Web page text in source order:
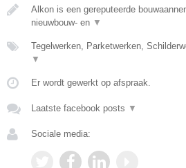
Alkon is een gereputeerde
nieuwbouw- en ▼
Tegelwerken, Parketwerken,
▼
Er wordt gewerkt op afspraak.
Laatste facebook posts ▼
Sociale media: